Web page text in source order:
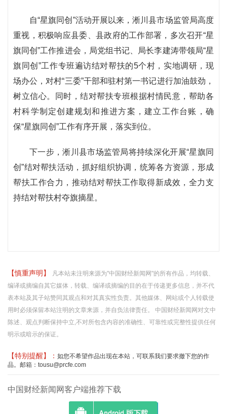
自“星旗同创”活动开展以来，淅川县市场监管局高度
重视，积极响应县委、县政府的工作部署，多次召开“星
旗同创”工作推进会，局党组书记、局长李建涛带领局“星
旗同创”工作专班遍访结对帮扶的5个村，实地调研，现
场办公，对村“三委”干部和驻村第一书记进行加油鼓劲，
树立信心。同时，结对帮扶专班根据村情民意，帮助各
村科学制定创建规划和推进方案，建立工作台账，确
保“星旗同创”工作有序开展，落实到位。
下一步，淅川县市场监管局将持续深化开展“星旗同
创”结对帮扶活动，抓好组织协调，统筹各方资源，形成
帮扶工作合力，推动结对帮扶工作取得新成效，全力支
持结对帮扶村夺旗摘星。
【慎重声明】
凡本站未注明来源为"中国财经新闻网"的所有作品，均转载、
编译或摘编自其它媒体，转载、编译或摘编的目的在于传递更多信息，并不代
表本站及其子站赞同其观点和对其真实性负责。其他媒体、网站或个人转载使
用时必须保留本站注明的文章来源，并自负法律责任。 中国财经新闻网对文中
陈述、观点判断保持中立,不对所包含内容的准确性、可靠性或完整性提供任何
明示或暗示的保证。
【特别提醒】： 如您不希望作品出现在本站，可联系我们要求撤下您的作
品。邮箱：tousu@prcfe.com
中国财经新闻网客户端推荐下载